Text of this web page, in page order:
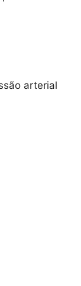
arterial